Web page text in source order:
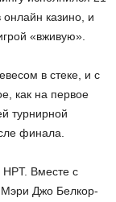
казино, и
«вживую».
в стеке, и с
как на первое
турнирной
финала.
Вместе с
Джо Белкор-